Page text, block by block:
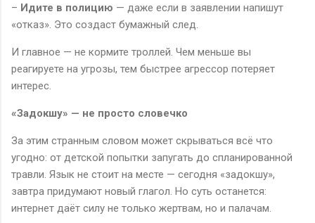
– Идите в полицию — даже если в заявлении напишут
«отказ». Это создаст бумажный след.
И главное — не кормите троллей. Чем меньше вы
реагируете на угрозы, тем быстрее агрессор потеряет
интерес.
«Задокшу» — не просто словечко
За этим странным словом может скрываться всё что
угодно: от детской попытки запугать до спланированной
травли. Язык не стоит на месте — сегодня «задокшу»,
завтра придумают новый глагол. Но суть останется:
интернет даёт силу не только жертвам, но и палачам.